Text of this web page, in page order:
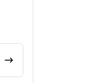
CALCULAR FRETE